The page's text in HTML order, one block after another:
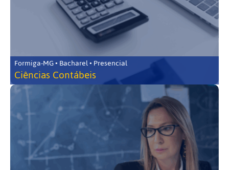
Formiga-MG • Bacharel • Presencial
Ciências Contábeis